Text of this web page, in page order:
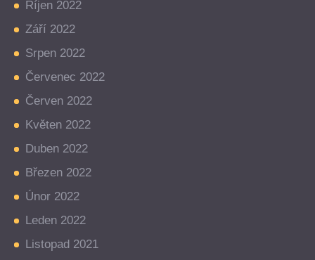
Říjen 2022
Září 2022
Srpen 2022
Červenec 2022
Červen 2022
Květen 2022
Duben 2022
Březen 2022
Únor 2022
Leden 2022
Listopad 2021